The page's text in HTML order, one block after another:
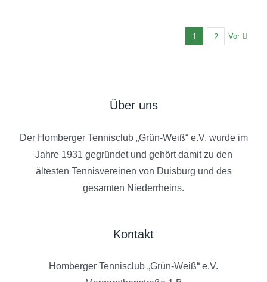
1 2 Vor
Über uns
Der Homberger Tennisclub „Grün-Weiß“ e.V. wurde im
Jahre 1931 gegründet und gehört damit zu den
ältesten Tennisvereinen von Duisburg und des
gesamten Niederrheins.
Kontakt
Homberger Tennisclub „Grün-Weiß“ e.V.